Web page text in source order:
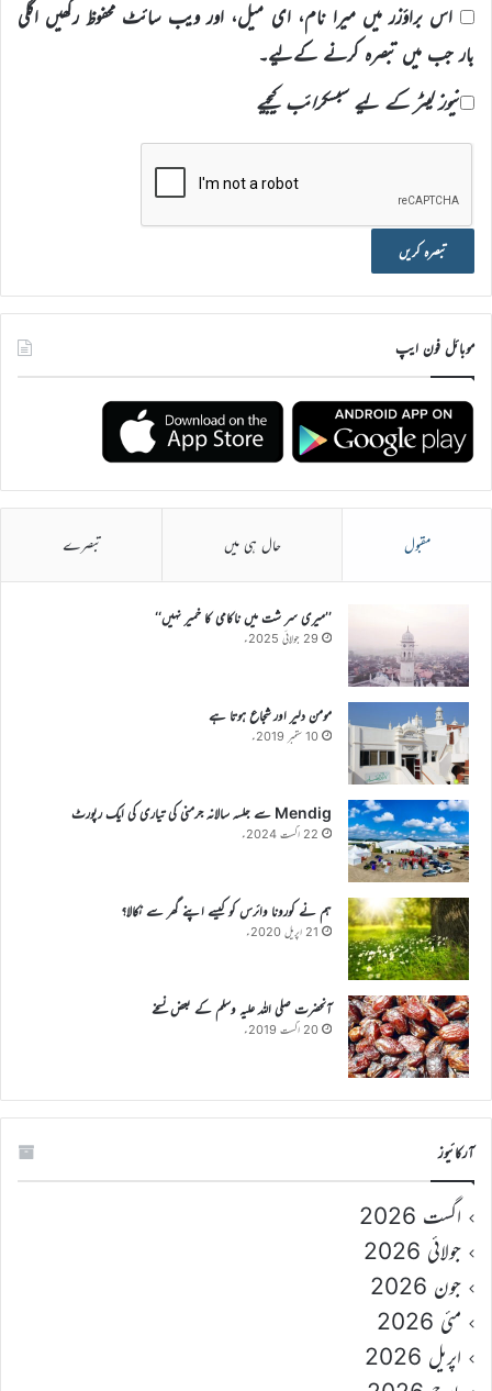
اس براؤزر میں میرا نام، ای میل، اور ویب سائٹ محفوظ رکھیں اگلی
بار جب میں تبصرہ کرنے کےلیے۔
نیوز لیٹر کے لیے سبسکرائب کیجیے
موبائل فون ایپ
مقبول حال ہی میں تبصرے
’’میری سر شت میں ناکامی کا خمیر نہیں‘‘
29 جولائی 2025ء
مومن دلیر اور شجاع ہوتا ہے
10 ستمبر 2019ء
Mendig سے جلسہ سالانہ جرمنی کی تیاری کی ایک رپورٹ
22 اگست 2024ء
ہم نے کورونا وائرس کو کیسے اپنے گھر سے نکالا؟
21 اپریل 2020ء
آنحضرت صلی اللہ علیہ وسلم کے بعض نسخے
20 اگست 2019ء
آرکائیوز
اگست 2026
جولائی 2026
جون 2026
مئی 2026
اپریل 2026